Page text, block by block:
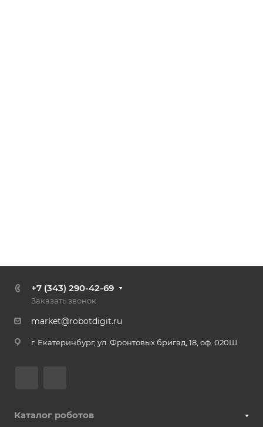
+7 (343) 290-42-69
Заказать звонок
market@robotdigit.ru
г. Екатеринбург, ул. Фронтовых бригад, 18, оф. 020Ш
Каталог роботов